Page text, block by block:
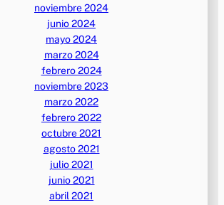
noviembre 2024
junio 2024
mayo 2024
marzo 2024
febrero 2024
noviembre 2023
marzo 2022
febrero 2022
octubre 2021
agosto 2021
julio 2021
junio 2021
abril 2021